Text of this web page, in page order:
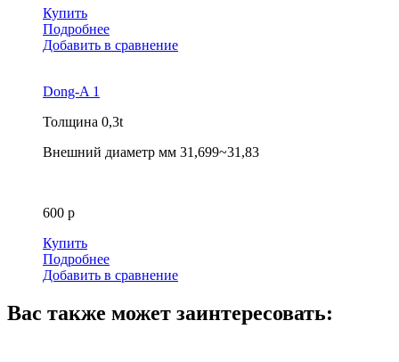
Купить
Подробнее
Добавить в сравнение
Dong-A 1
Толщина 0,3t
Внешний диаметр мм 31,699~31,83
600 р
Купить
Подробнее
Добавить в сравнение
Вас также может заинтересовать: